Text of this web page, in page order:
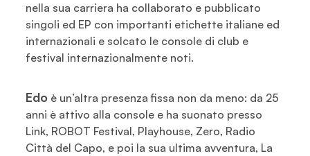
nella sua carriera ha collaborato e pubblicato
singoli ed EP con importanti etichette italiane ed
internazionali e solcato le console di club e
festival internazionalmente noti.
Edo è un’altra presenza fissa non da meno: da 25
anni è attivo alla console e ha suonato presso
Link, ROBOT Festival, Playhouse, Zero, Radio
Città del Capo, e poi la sua ultima avventura, La